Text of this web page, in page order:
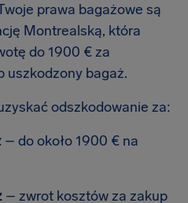
prawa bagażowe są
Montrealską, która
do 1900 € za
uszkodzony bagaż.
odszkodowanie za:
– do około 1900 € na
– zwrot kosztów za zakup